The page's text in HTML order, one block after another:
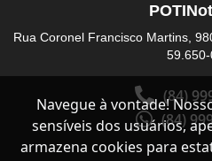
Rua Coronel Francisco Martins,
(84)
(84)
Navegue à vontade!
sensíveis dos usuários,
armazena cookies para